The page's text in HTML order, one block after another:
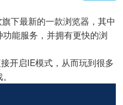
下最新的一款浏览器，其中
能服务，并拥有更快的浏
启IE模式，从而玩到很多